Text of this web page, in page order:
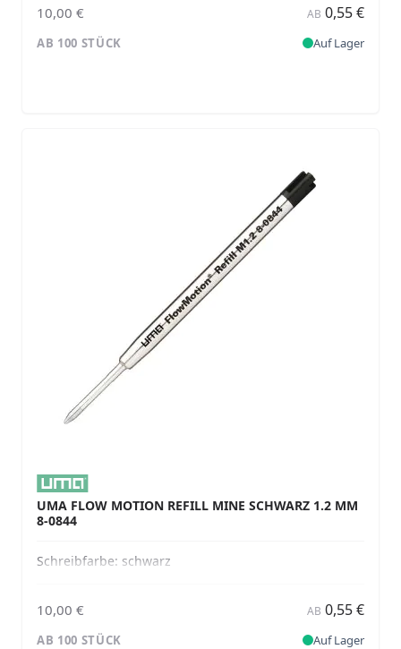
10,00 € AB 0,55 €
AB 100 STÜCK Auf Lager
UMA FLOW MOTION REFILL MINE SCHWARZ 1.2 MM
8-0844
Schreibfarbe: schwarz
10,00 € AB 0,55 €
AB 100 STÜCK Auf Lager